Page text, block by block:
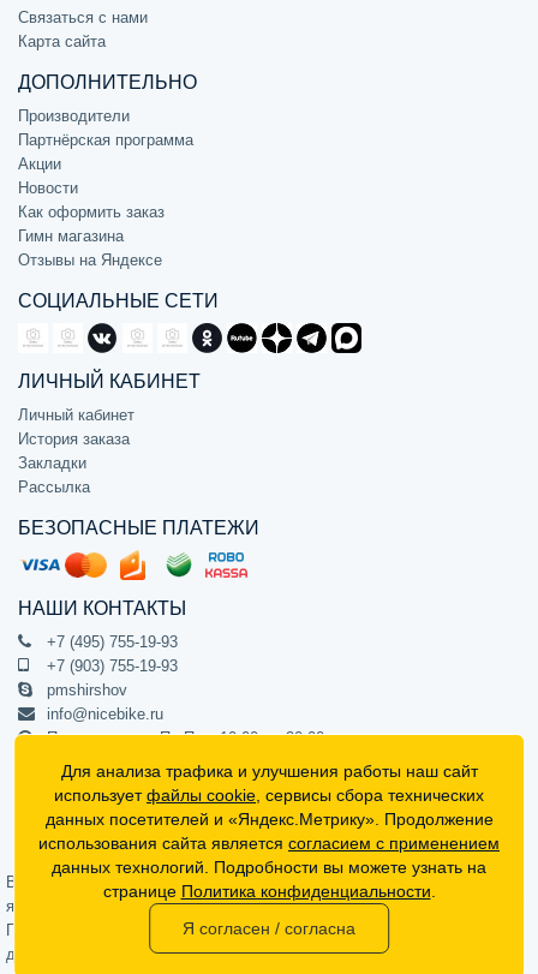
Связаться с нами
Карта сайта
ДОПОЛНИТЕЛЬНО
Производители
Партнёрская программа
Акции
Новости
Как оформить заказ
Гимн магазина
Отзывы на Яндексе
СОЦИАЛЬНЫЕ СЕТИ
ЛИЧНЫЙ КАБИНЕТ
Личный кабинет
История заказа
Закладки
Рассылка
БЕЗОПАСНЫЕ ПЛАТЕЖИ
НАШИ КОНТАКТЫ
+7 (495) 755-19-93
+7 (903) 755-19-93
pmshirshov
info@nicebike.ru
Прием звонков Пн-Пт с 10:00 до 20:00
ПВЗ Пн-Пт с 10:00 до 20:00
г. Москва, ул. Барклая 13с1
подъезд 1, цокольный этаж, офис 1
Официальный интернет-магазин NiceBike © 2012 - 2026
Вся информация на сайте носит ознакомительный характер, не
является публичной офертой (определяемой положениями Статьи 437
Гражданского кодекса РФ) и не может в полной мере передавать
достоверную информацию о свойствах, комплектации и
Для анализа трафика и улучшения работы наш сайт
используетфайлы cookie , сервисы сбора технических
данных посетителей и «Яндекс.Метрику». Продолжение
использования сайта является согласием с применением
данных технологий. Подробности вы можете узнать на
странице Политика конфиденциальности
Я согласен / согласна